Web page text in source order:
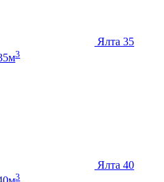
Ялта 35
3
Ялта 40
3